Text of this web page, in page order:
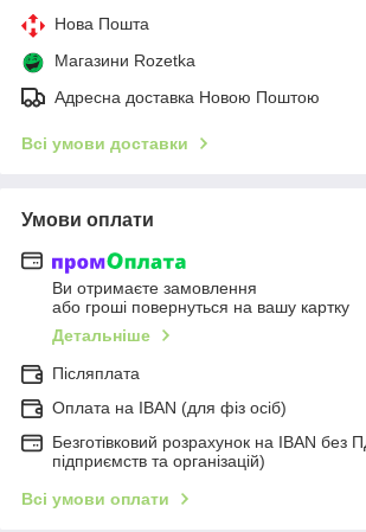
Нова Пошта
Магазини Rozetka
Адресна доставка Новою Поштою
Всі умови доставки
Умови оплати
Ви отримаєте замовлення
або гроші повернуться на вашу картку
Детальніше
Післяплата
Оплата на IBAN (для фіз осіб)
Безготівковий розрахунок на IBAN без
підприємств та організацій)
Всі умови оплати